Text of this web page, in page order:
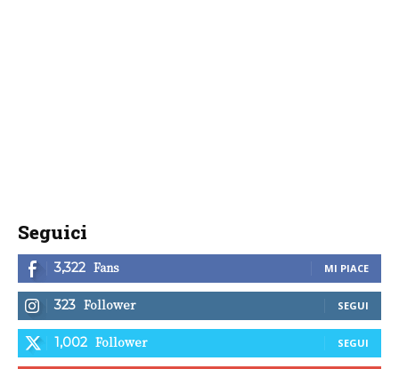
Seguici
3,322 Fans MI PIACE
323 Follower SEGUI
1,002 Follower SEGUI